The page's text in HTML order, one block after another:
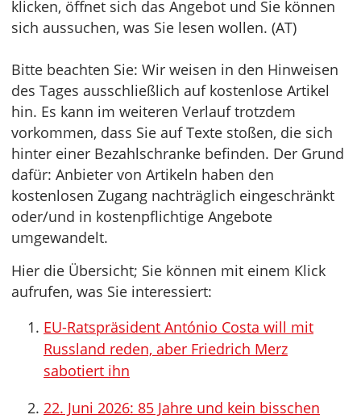
klicken, öffnet sich das Angebot und Sie können
sich aussuchen, was Sie lesen wollen. (AT)
Bitte beachten Sie: Wir weisen in den Hinweisen
des Tages ausschließlich auf kostenlose Artikel
hin. Es kann im weiteren Verlauf trotzdem
vorkommen, dass Sie auf Texte stoßen, die sich
hinter einer Bezahlschranke befinden. Der Grund
dafür: Anbieter von Artikeln haben den
kostenlosen Zugang nachträglich eingeschränkt
oder/und in kostenpflichtige Angebote
umgewandelt.
Hier die Übersicht; Sie können mit einem Klick
aufrufen, was Sie interessiert:
EU-Ratspräsident António Costa will mit
Russland reden, aber Friedrich Merz
sabotiert ihn
22. Juni 2026: 85 Jahre und kein bisschen